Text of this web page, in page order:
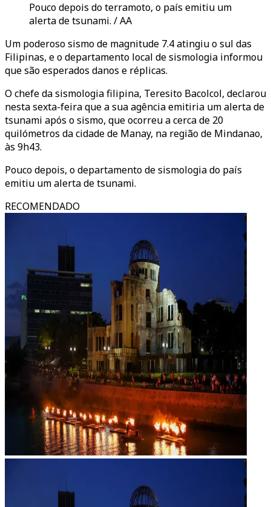
Pouco depois do terramoto, o país emitiu um
alerta de tsunami. / AA
Um poderoso sismo de magnitude 7.4 atingiu o sul das
Filipinas, e o departamento local de sismologia informou
que são esperados danos e réplicas.
O chefe da sismologia filipina, Teresito Bacolcol, declarou
nesta sexta-feira que a sua agência emitiria um alerta de
tsunami após o sismo, que ocorreu a cerca de 20
quilómetros da cidade de Manay, na região de Mindanao,
às 9h43.
Pouco depois, o departamento de sismologia do país
emitiu um alerta de tsunami.
RECOMENDADO